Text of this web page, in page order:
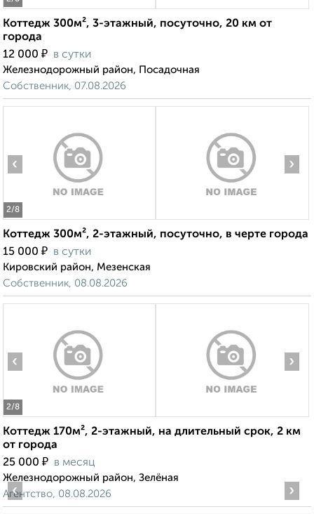
Коттедж 300м², 3-этажный, посуточно, 20 км от
города
12 000 ₽ в сутки
Железнодорожный район, Посадочная
Собственник, 07.08.2026
2/8
‹ ›
Коттедж 300м², 2-этажный, посуточно, в черте города
15 000 ₽ в сутки
Кировский район, Мезенская
Собственник, 08.08.2026
2/8
‹ ›
Коттедж 170м², 2-этажный, на длительный срок, 2 км
от города
25 000 ₽ в месяц
Железнодорожный район, Зелёная
Агентство, 08.08.2026
‹ ›